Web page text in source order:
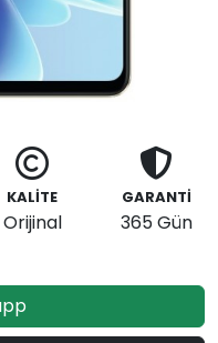
KALİTE
Orijinal
GARANTİ
365 Gün